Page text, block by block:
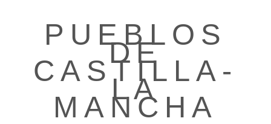
PUEBLOS
DE
CASTILLA-
LA
MANCHA